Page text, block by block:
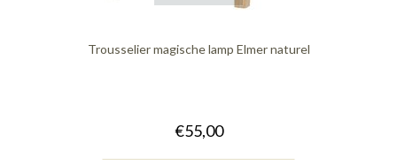
Trousselier magische lamp Elmer naturel
€55,00